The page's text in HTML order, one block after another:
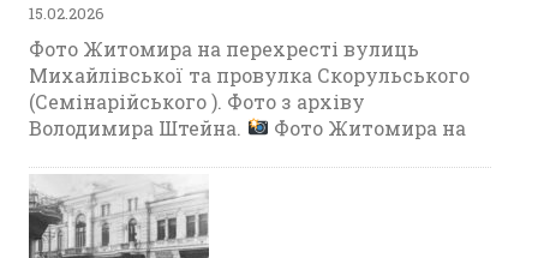
15.02.2026
Фото Житомира на перехресті вулиць
Михайлівської та провулка Скорульського
(Семінарійського ). Фото з архіву
Володимира Штейна.
Фото Житомира на